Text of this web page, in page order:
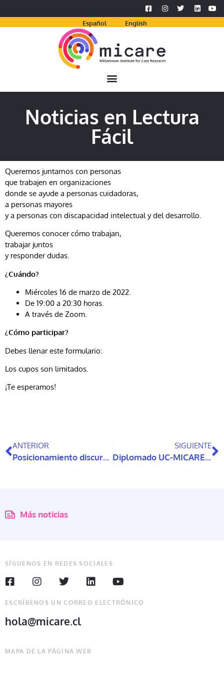
Español English
Noticias en Lectura
Fácil
Queremos juntarnos con personas
que trabajen en organizaciones
donde se ayude a personas cuidadoras,
a personas mayores
y a personas con discapacidad intelectual y del desarrollo.
Queremos conocer cómo trabajan,
trabajar juntos
y responder dudas.
¿Cuándo?
Miércoles 16 de marzo de 2022.
De 19:00 a 20:30 horas.
A través de Zoom.
¿Cómo participar?
Debes llenar este formulario:
Los cupos son limitados.
¡Te esperamos!
ANTERIOR
Posicionamiento discursivo de adultos con discapacidad intelectual frente a la vida independiente
SIGUIENTE
Diplomado UC-MICARE sobre cuidado de personas mayores
Más noticias
SÍGUENOS EN REDES SOCIALES
ESCRÍBENOS UN CORREO ELECTRÓNICO
hola@micare.cl
MAPA DE LA PÁGINA WEB